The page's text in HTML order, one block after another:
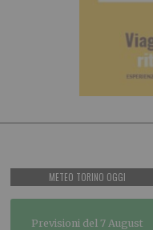
METEO TORINO OGGI
Previsioni del 7 August